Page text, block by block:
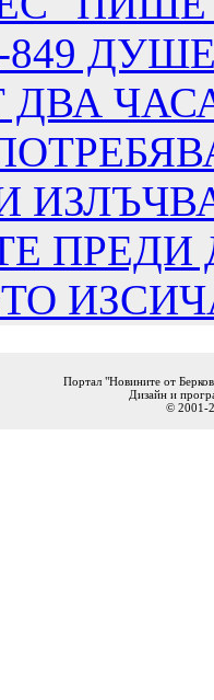
ДВА
ПРЕДИ
Портал "Новините от
Дизайн и
© 2001-